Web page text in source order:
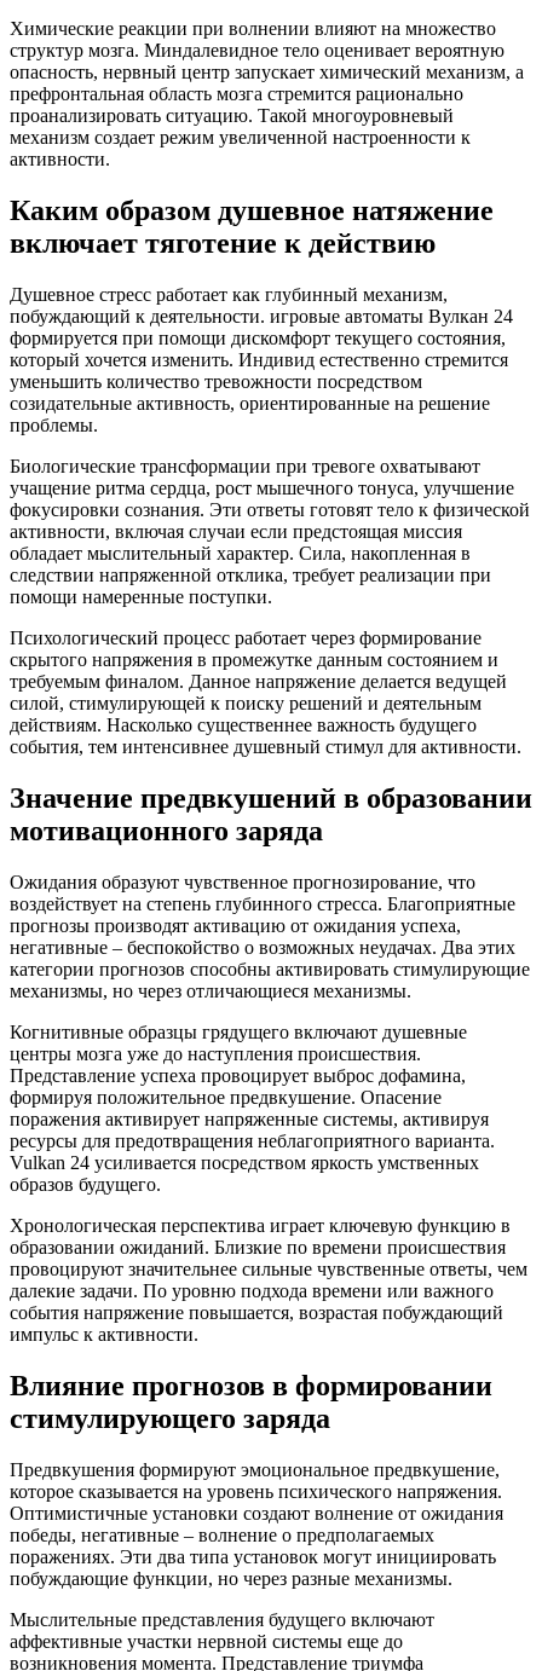
Химические реакции при волнении влияют на множество
структур мозга. Миндалевидное тело оценивает вероятную
опасность, нервный центр запускает химический механизм, а
префронтальная область мозга стремится рационально
проанализировать ситуацию. Такой многоуровневый
механизм создает режим увеличенной настроенности к
активности.
Каким образом душевное натяжение
включает тяготение к действию
Душевное стресс работает как глубинный механизм,
побуждающий к деятельности. игровые автоматы Вулкан 24
формируется при помощи дискомфорт текущего состояния,
который хочется изменить. Индивид естественно стремится
уменьшить количество тревожности посредством
созидательные активность, ориентированные на решение
проблемы.
Биологические трансформации при тревоге охватывают
учащение ритма сердца, рост мышечного тонуса, улучшение
фокусировки сознания. Эти ответы готовят тело к физической
активности, включая случаи если предстоящая миссия
обладает мыслительный характер. Сила, накопленная в
следствии напряженной отклика, требует реализации при
помощи намеренные поступки.
Психологический процесс работает через формирование
скрытого напряжения в промежутке данным состоянием и
требуемым финалом. Данное напряжение делается ведущей
силой, стимулирующей к поиску решений и деятельным
действиям. Насколько существеннее важность будущего
события, тем интенсивнее душевный стимул для активности.
Значение предвкушений в образовании
мотивационного заряда
Ожидания образуют чувственное прогнозирование, что
воздействует на степень глубинного стресса. Благоприятные
прогнозы производят активацию от ожидания успеха,
негативные – беспокойство о возможных неудачах. Два этих
категории прогнозов способны активировать стимулирующие
механизмы, но через отличающиеся механизмы.
Когнитивные образцы грядущего включают душевные
центры мозга уже до наступления происшествия.
Представление успеха провоцирует выброс дофамина,
формируя положительное предвкушение. Опасение
поражения активирует напряженные системы, активируя
ресурсы для предотвращения неблагоприятного варианта.
Vulkan 24 усиливается посредством яркость умственных
образов будущего.
Хронологическая перспектива играет ключевую функцию в
образовании ожиданий. Близкие по времени происшествия
провоцируют значительнее сильные чувственные ответы, чем
далекие задачи. По уровню подхода времени или важного
события напряжение повышается, возрастая побуждающий
импульс к активности.
Влияние прогнозов в формировании
стимулирующего заряда
Предвкушения формируют эмоциональное предвкушение,
которое сказывается на уровень психического напряжения.
Оптимистичные установки создают волнение от ожидания
победы, негативные – волнение о предполагаемых
поражениях. Эти два типа установок могут инициировать
побуждающие функции, но через разные механизмы.
Мыслительные представления будущего включают
аффективные участки нервной системы еще до
возникновения момента. Представление триумфа